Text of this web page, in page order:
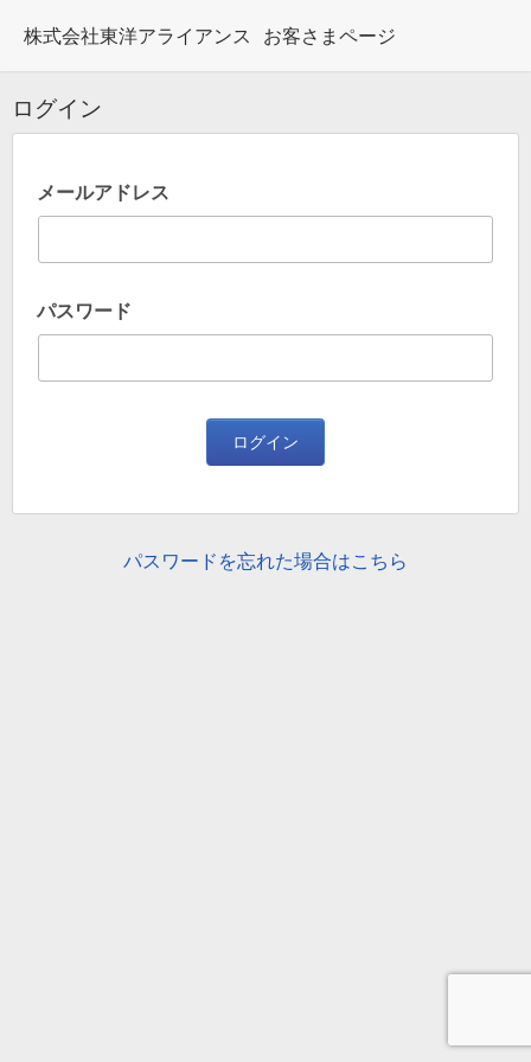
株式会社東洋アライアンス お客さまページ
ログイン
メールアドレス
パスワード
ログイン
パスワードを忘れた場合はこちら